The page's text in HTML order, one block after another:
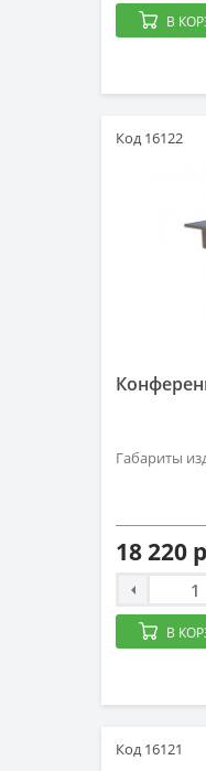
В
Код 16122
Габариты
18 220
В
Код 16121